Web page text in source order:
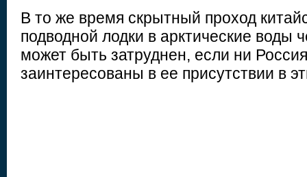
В то же время скрытный проход
подводной лодки в арктические воды
может быть затруднен, если ни
заинтересованы в ее присутствии в